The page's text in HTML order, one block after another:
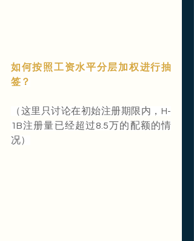
如何按照工资水平分层加权进行抽
签？
（这里只讨论在初始注册期限内，H-
1B注册量已经超过8.5万的配额的情
况）